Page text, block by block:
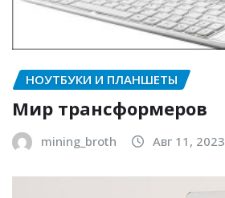
НОУТБУКИ И ПЛАНШЕТЫ
Мир трансформеров
mining_broth Авг 11, 2023